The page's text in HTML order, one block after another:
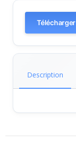
Télécharger
Description